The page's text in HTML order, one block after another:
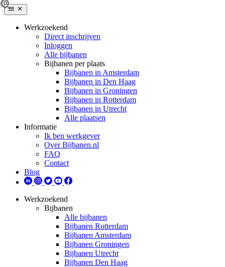
Werkzoekend
Direct inschrijven
Inloggen
Alle bijbanen
Bijbanen per plaats
Bijbanen in Amsterdam
Bijbanen in Den Haag
Bijbanen in Groningen
Bijbanen in Rotterdam
Bijbanen in Utrecht
Alle plaatsen
Informatie
Ik ben werkgever
Over Bijbanen.nl
FAQ
Contact
Blog
Werkzoekend
Bijbanen
Alle bijbanen
Bijbanen Rotterdam
Bijbanen Amsterdam
Bijbanen Groningen
Bijbanen Utrecht
Bijbanen Den Haag